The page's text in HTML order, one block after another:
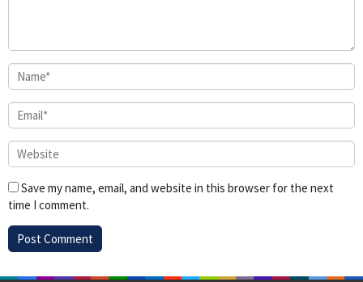
Save my name, email, and website in this browser for the next
time I comment.